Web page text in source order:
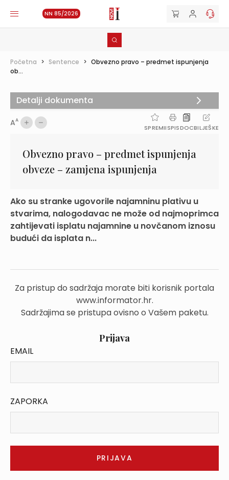
NN 85/2026
Početna > Sentence > Obvezno pravo – predmet ispunjenja
ob...
AA
SPREMIISPISDOCBILJEŠKE
Obvezno pravo – predmet ispunjenja
obveze – zamjena ispunjenja
Ako su stranke ugovorile najamninu plativu u
stvarima, nalogodavac ne može od najmoprimca
zahtijevati isplatu najamnine u novčanom iznosu
budući da isplata n...
Za pristup do sadržaja morate biti korisnik portala
www.informator.hr.
Sadržajima se pristupa ovisno o Vašem paketu.
Prijava
EMAIL
ZAPORKA
Detalji dokumenta